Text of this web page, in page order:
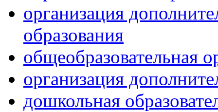
организация
образования
общеобразовательная
организация
дошкольная